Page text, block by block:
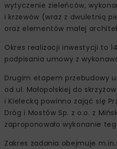
wytyczenie zieleńców,
i krzewów (wraz z dwuletnią
oraz elementów małej
Okres realizacji inwestycji to
podpisania umowy z
Drugim etapem przebudowy
od ul. Małopolskiej do
i Kielecką powinno zająć się
Dróg i Mostów Sp. z o.o. z
zaproponowało wykonanie
Zakres zadania obejmuje